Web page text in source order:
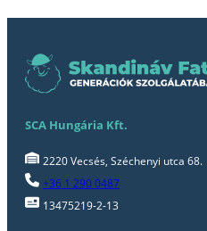
SCA Hungária Kft.
2220 Vecsés, Széchenyi utca 68.
+36 1 290 0487
13475219-2-13